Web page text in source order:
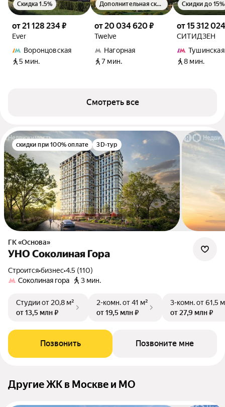
от 21 128 234 ₽
Ever
Воронцовская
5 мин.
Скидка 1.5%
от 20 034 620 ₽
Twelve
Нагорная
7 мин.
Дополнительная скидка 1.5%
от 15 312
СИТИДЗЕН
Тушинская
8 мин.
Скидки до 15%
Смотреть все
скидки при 100% оплате 3D-тур
ГК «Основа»
УНО Соколиная Гора
Строится•бизнес•4.5 (110)
Соколиная гора
3 мин.
Студииот 20,8 м²
от 13,5 млн ₽
2-комн.от 41 м²
от 19,5 млн ₽
3-комн.от 61,5
от 27,9 млн ₽
Позвонить Позвоните мне
Другие ЖК в Москве и МО